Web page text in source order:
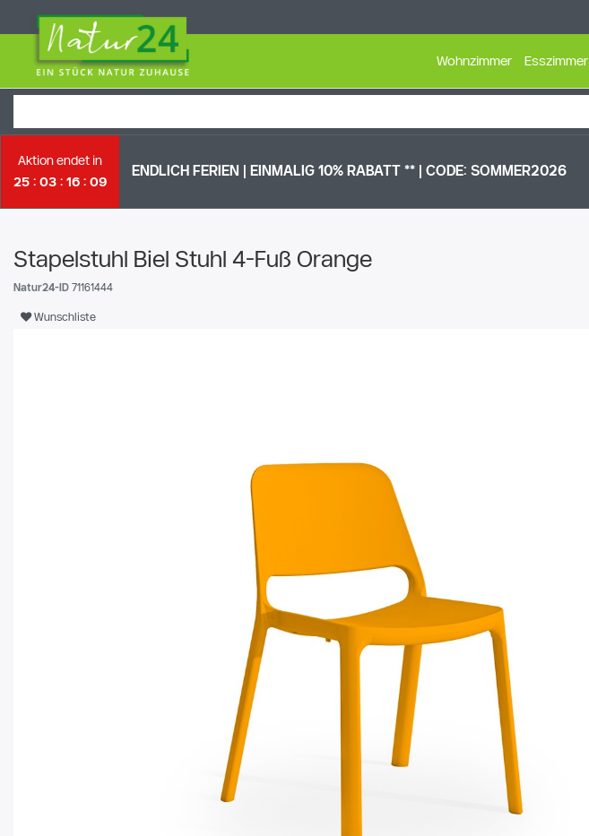
Wohnzimmer Esszimmer
Aktion endet in
25
03 16 09
ENDLICH FERIEN | EI NMALIG 10% RABATT ** | CODE: SOMMER2026
Stapelstuhl Biel Stuhl 4-Fuß Orange
Natur24-ID 71161444
Wunschliste